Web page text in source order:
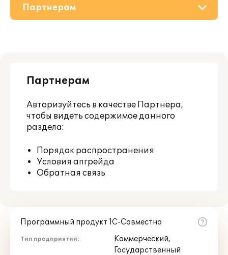
Поддержка
Материалы
Партнерам
Партнерам
Авторизуйтесь в качестве Партнера,
чтобы видеть содержимое данного
раздела:
Порядок распространения
Условия апгрейда
Обратная связь
Программный продукт 1С-Совместно
Тип предприятий:
Коммерческий,
Государственный